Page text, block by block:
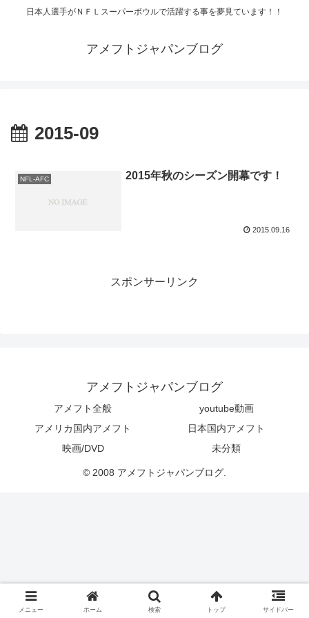
日本人選手がＮＦＬスーパーボウルで活躍する事を夢見ています！！
アメフトジャパンブログ
2015-09
NFL-AFC 2015年秋のシーズン開幕です！
2015.09.16
スポンサーリンク
アメフトジャパンブログ
アメフト全般
youtube動画
アメリカ国内アメフト
日本国内アメフト
映画/DVD
未分類
© 2008 アメフトジャパンブログ.
メニュー ホーム 検索 トップ サイドバー